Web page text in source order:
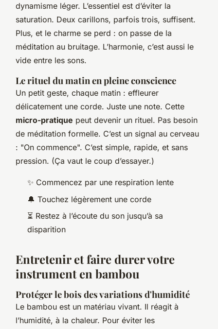
dynamisme léger. L’essentiel est d’éviter la
saturation. Deux carillons, parfois trois, suffisent.
Plus, et le charme se perd : on passe de la
méditation au bruitage. L’harmonie, c’est aussi le
vide entre les sons.
Le rituel du matin en pleine conscience
Un petit geste, chaque matin : effleurer
délicatement une corde. Juste une note. Cette
micro-pratique peut devenir un rituel. Pas besoin
de méditation formelle. C’est un signal au cerveau
: "On commence". C’est simple, rapide, et sans
pression. (Ça vaut le coup d’essayer.)
✨ Commencez par une respiration lente
🔔 Touchez légèrement une corde
⏳ Restez à l’écoute du son jusqu’à sa
disparition
Entretenir et faire durer votre
instrument en bambou
Protéger le bois des variations d'humidité
Le bambou est un matériau vivant. Il réagit à
l’humidité, à la chaleur. Pour éviter les